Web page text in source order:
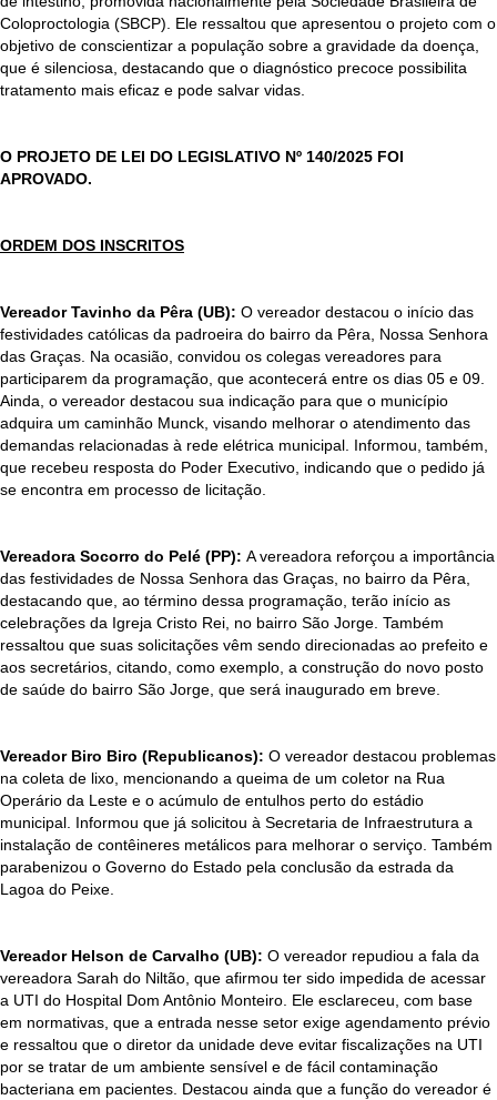
Coloproctologia (SBCP). Ele ressaltou que apresentou o projeto com o
objetivo de conscientizar a população sobre a gravidade da doença,
que é silenciosa, destacando que o diagnóstico precoce possibilita
tratamento mais eficaz e pode salvar vidas.
O PROJETO DE LEI DO LEGISLATIVO Nº 140/2025 FOI
APROVADO.
ORDEM DOS INSCRITOS
Vereador Tavinho da Pêra (UB): O vereador destacou o início das
festividades católicas da padroeira do bairro da Pêra, Nossa Senhora
das Graças. Na ocasião, convidou os colegas vereadores para
participarem da programação, que acontecerá entre os dias 05 e 09.
Ainda, o vereador destacou sua indicação para que o município
adquira um caminhão Munck, visando melhorar o atendimento das
demandas relacionadas à rede elétrica municipal. Informou, também,
que recebeu resposta do Poder Executivo, indicando que o pedido já
se encontra em processo de licitação.
Vereadora Socorro do Pelé (PP): A vereadora reforçou a importância
das festividades de Nossa Senhora das Graças, no bairro da Pêra,
destacando que, ao término dessa programação, terão início as
celebrações da Igreja Cristo Rei, no bairro São Jorge. Também
ressaltou que suas solicitações vêm sendo direcionadas ao prefeito e
aos secretários, citando, como exemplo, a construção do novo posto
de saúde do bairro São Jorge, que será inaugurado em breve.
Vereador Biro Biro (Republicanos): O vereador destacou problemas
na coleta de lixo, mencionando a queima de um coletor na Rua
Operário da Leste e o acúmulo de entulhos perto do estádio
municipal. Informou que já solicitou à Secretaria de Infraestrutura a
instalação de contêineres metálicos para melhorar o serviço. Também
parabenizou o Governo do Estado pela conclusão da estrada da
Lagoa do Peixe.
Vereador Helson de Carvalho (UB): O vereador repudiou a fala da
vereadora Sarah do Niltão, que afirmou ter sido impedida de acessar
a UTI do Hospital Dom Antônio Monteiro. Ele esclareceu, com base
em normativas, que a entrada nesse setor exige agendamento prévio
e ressaltou que o diretor da unidade deve evitar fiscalizações na UTI
por se tratar de um ambiente sensível e de fácil contaminação
bacteriana em pacientes. Destacou ainda que a função do vereador é